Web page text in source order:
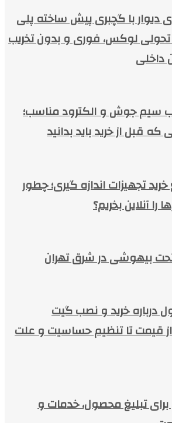
دیوار با گچبری پیش ساخته پلی
تحولی لوکس، فوری و بدون تخریب
داخلی
سیم جوش و الکترود مناسب؛
قبل از خرید باید بدانید
تجهیزات اندازه گیری؛ چطور
را آنلاین بخریم؟
بیهوشی در شرق تهران
درباره خرید و نصب گیت
قیمت تا تنظیم حساسیت و علت
تبلیغ محصول، خدمات و